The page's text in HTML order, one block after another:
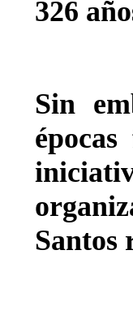
326
Sin
Santos